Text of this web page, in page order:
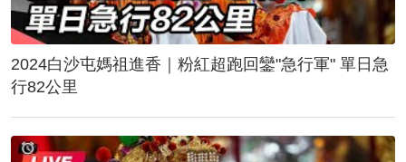
2024白沙屯媽祖進香｜粉紅超跑回鑾"急行軍" 單日急
行82公里